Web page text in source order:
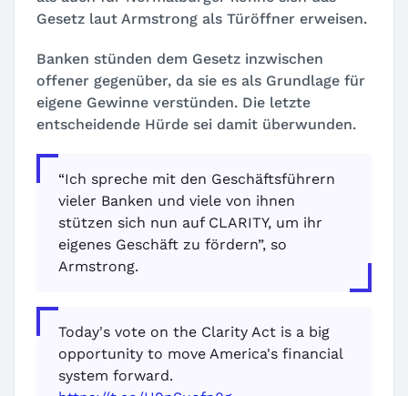
Gesetz laut Armstrong als Türöffner erweisen.
Banken stünden dem Gesetz inzwischen
offener gegenüber, da sie es als Grundlage für
eigene Gewinne verstünden. Die letzte
entscheidende Hürde sei damit überwunden.
“Ich spreche mit den Geschäftsführern
vieler Banken und viele von ihnen
stützen sich nun auf CLARITY, um ihr
eigenes Geschäft zu fördern”, so
Armstrong.
Today's vote on the Clarity Act is a big
opportunity to move America's financial
system forward.